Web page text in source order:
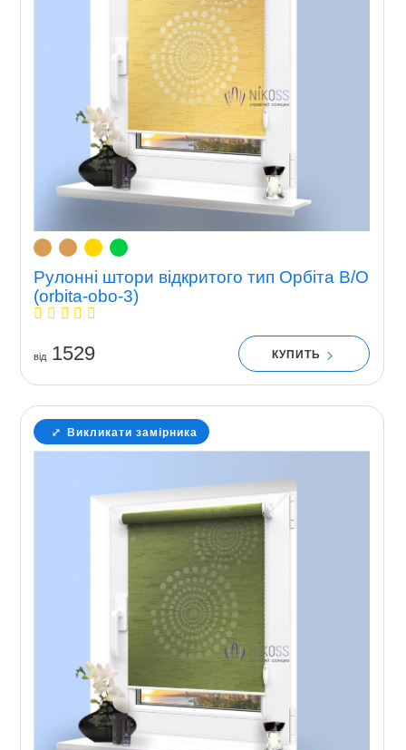
Рулонні штори відкритого тип Орбіта В/О
(orbita-obo-3)
вiд1529 КУПИТЬ
Викликати замірника